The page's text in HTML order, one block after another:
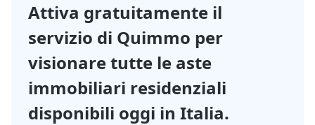
Attiva gratuitamente il
servizio di Quimmo per
visionare tutte le aste
immobiliari residenziali
disponibili oggi in Italia.